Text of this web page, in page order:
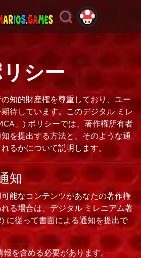
シー
知的財産権を尊重しており、ユー
待しています。このデジタル ミレ
」) ポリシーでは、著作権所有者
を提出する方法と、そのような通
るかについて説明します。
知
能なコンテンツがあなたの著作権
る場合は、デジタル ミレニアム著
に従って書面による通知を提出で
報を含める必要があります。